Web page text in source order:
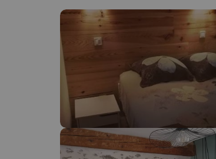
!Vaja! No hem trobat resultats
Vaja! Sembla que el nostre